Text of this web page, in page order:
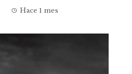
Hace 1 mes